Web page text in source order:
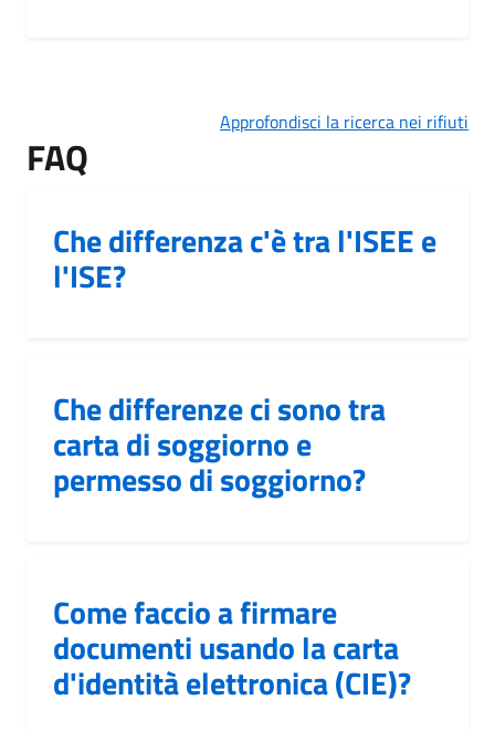
Approfondisci la ricerca nei rifiuti
FAQ
Che differenza c'è tra l'ISEE e
l'ISE?
Che differenze ci sono tra
carta di soggiorno e
permesso di soggiorno?
Come faccio a firmare
documenti usando la carta
d'identità elettronica (CIE)?